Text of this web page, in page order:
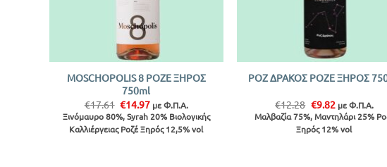
MOSCHOPOLIS 8 ΡΟΖΕ ΞΗΡΟΣ
750ml
€17.61 Original
price
was:
€17.61.
€14.97Η
τρέχουσα
τιμή
είναι:
με Φ.Π.Α.
Ξινόμαυρο 80%, Syrah 20% Βιολογικής
Καλλιέργειας Ροζέ Ξηρός 12,5% vol
ΡΟΖ ΔΡΑΚΟΣ ΡΟΖΕ ΞΗΡΟΣ
€12.28 Original
price
was:
€12.28.
€9.82Η
τρέχουσα
τιμή
είναι:
με Φ.Π.Α.
Μαλβαζία 75%, Μαντηλάρι 25%
Ξηρός 12% vol